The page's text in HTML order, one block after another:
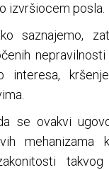
izvršiocem posla.
saznajemo,
interesa,
se ovakvi